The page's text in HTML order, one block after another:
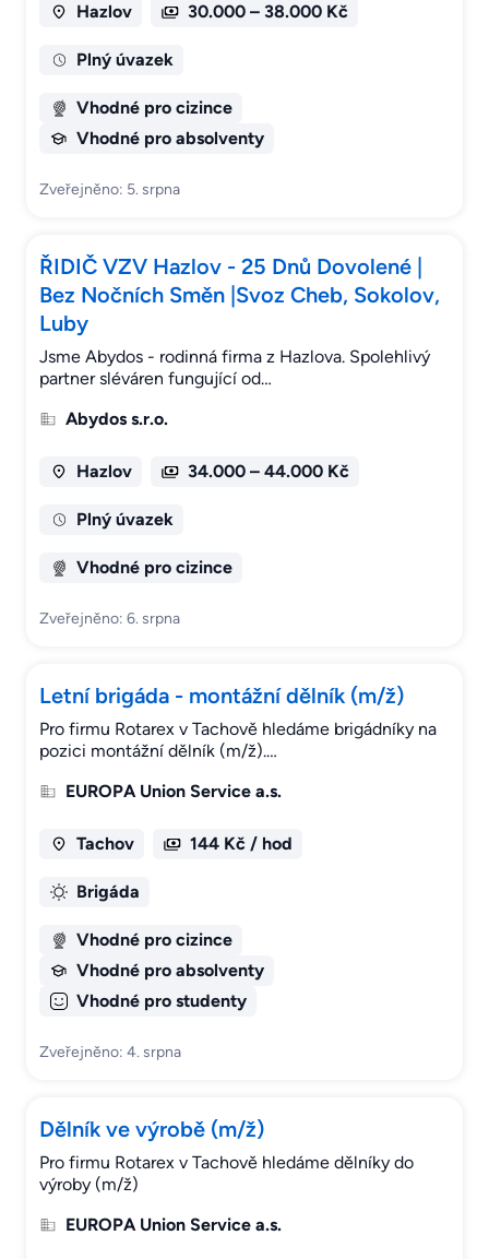
Hazlov 30.000 – 38.000 Kč
Plný úvazek
Vhodné pro cizince
Vhodné pro absolventy
Zveřejněno: 5. srpna
ŘIDIČ VZV Hazlov - 25 Dnů Dovolené |
Bez Nočních Směn |Svoz Cheb, Sokolov,
Luby
Jsme Abydos - rodinná firma z Hazlova. Spolehlivý
partner sléváren fungující od…
Abydos s.r.o.
Hazlov 34.000 – 44.000 Kč
Plný úvazek
Vhodné pro cizince
Zveřejněno: 6. srpna
Letní brigáda - montážní dělník (m/ž)
Pro firmu Rotarex v Tachově hledáme brigádníky na
pozici montážní dělník (m/ž).…
EUROPA Union Service a.s.
Tachov 144 Kč / hod
Brigáda
Vhodné pro cizince
Vhodné pro absolventy
Vhodné pro studenty
Zveřejněno: 4. srpna
Dělník ve výrobě (m/ž)
Pro firmu Rotarex v Tachově hledáme dělníky do
výroby (m/ž)
EUROPA Union Service a.s.